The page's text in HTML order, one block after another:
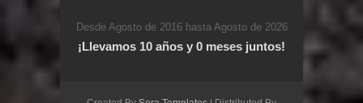
Desde Agosto de 2016 hasta Agosto de 2026
¡Llevamos 10 años y 0 meses juntos!